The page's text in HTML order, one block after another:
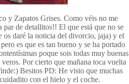
y Zapatos Grises. Como véis no me
de detallitos!! El que está que no se
os daré la noticia del divorcio, jaja) y el
es que es tan bueno y se ha portado
poque sois todas muy buenas
Por cierto que mañana toca vuelta
Besitos PD: He visto que muchas
con el hielo y el coche.